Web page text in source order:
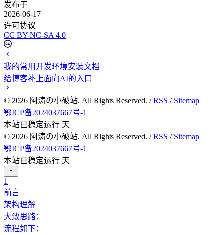
发布于
2026-06-17
许可协议
CC BY-NC-SA 4.0
我的常用开发环境安装文档
给博客补上面向AI的入口
© 2026 阿涛の小破站. All Rights Reserved. /RSS / Sitemap
鄂ICP备2024037667号-1
本站已稳定运行 天
© 2026 阿涛の小破站. All Rights Reserved. /RSS / Sitemap
鄂ICP备2024037667号-1
本站已稳定运行 天
1
前言
架构理解
大致思路：
流程如下：